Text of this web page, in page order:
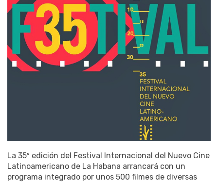
La 35º edición del Festival Internacional del Nuevo Cine
Latinoamericano de La Habana arrancará con un
programa integrado por unos 500 filmes de diversas